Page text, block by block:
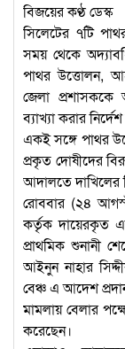
বিজয়ের কণ্ঠ ডেস্ক
সিলেটের ৭টি
সময় থেকে
পাথর উত্তোলন,
জেলা প্রশাসককে
ব্যাখ্যা করার
একই সঙ্গে পাথর
প্রকৃত দোষীদের
আদালতে দাখিলের
রোববার (২৪
কর্তৃক দায়েরকৃত
প্রাথমিক শুনানী
আইনুন নাহার
বেঞ্চ এ আদেশ
মামলায় বেলার
করেছেন।